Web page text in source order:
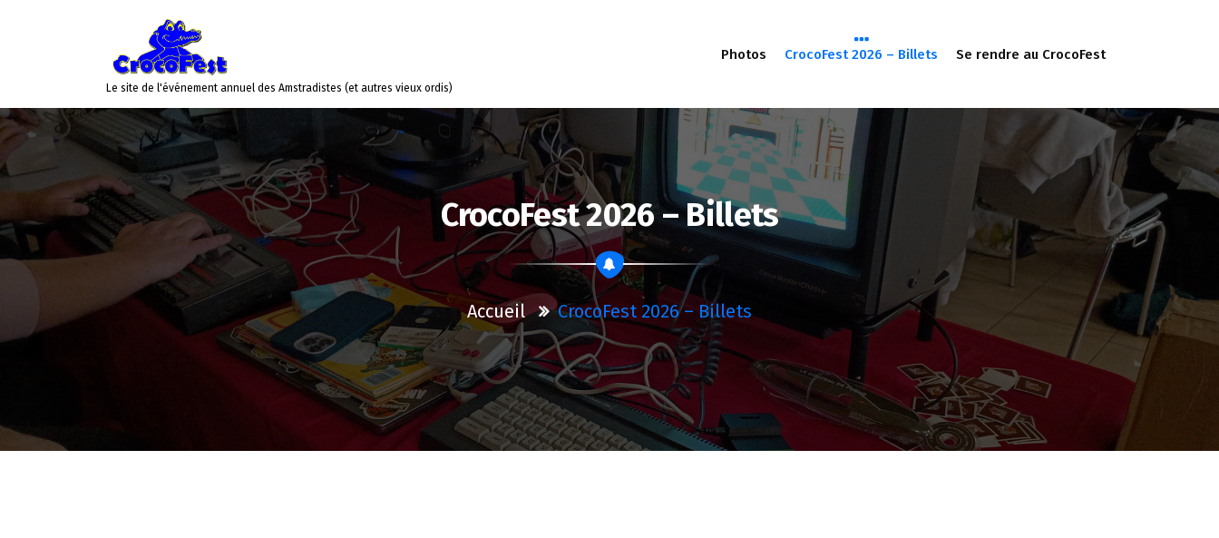
Le site de l'événement annuel des Amstradistes (et autres vieux ordis)
Photos CrocoFest 2026 – Billets Se rendre au CrocoFest
CrocoFest 2026 – Billets
Accueil CrocoFest 2026 – Billets